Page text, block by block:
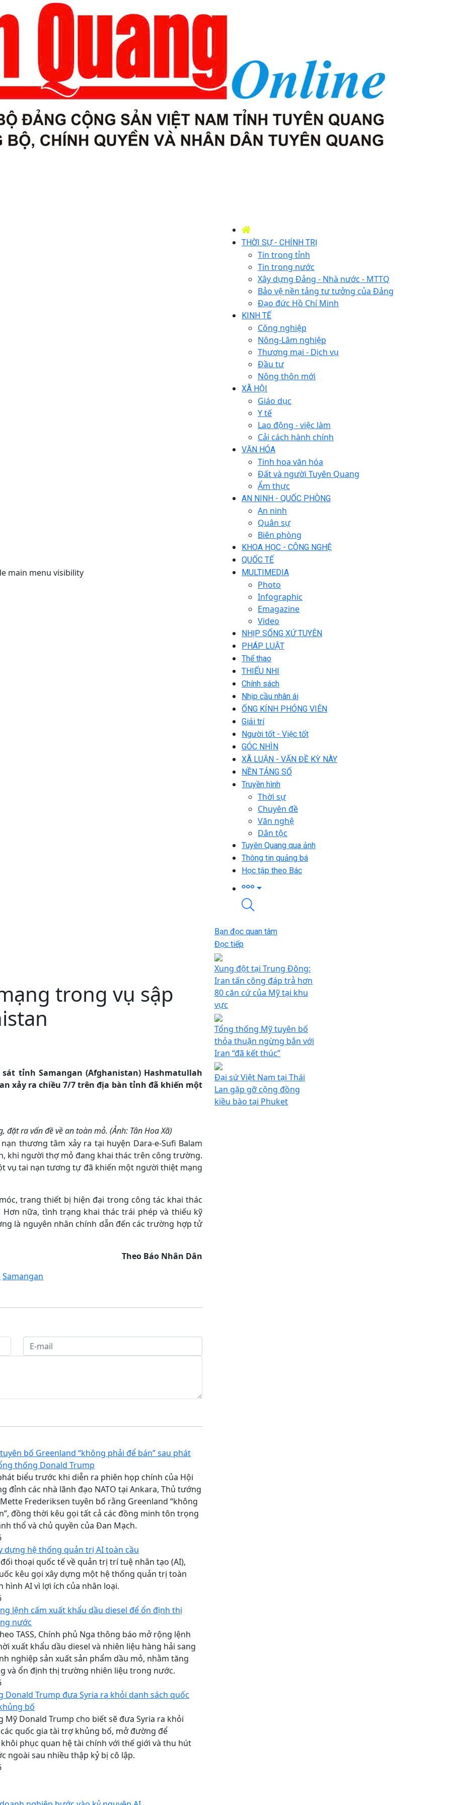
main menu visibility
THỜI SỰ - CHÍNH TRỊ
Tin trong tỉnh
Tin trong nước
Xây dựng Đảng - Nhà nước - MTTQ
Bảo vệ nền tảng tư tưởng của Đảng
Đạo đức Hồ Chí Minh
KINH TẾ
Công nghiệp
Nông-Lâm nghiệp
Thương mại - Dịch vụ
Đầu tư
Nông thôn mới
XÃ HỘI
Giáo dục
Y tế
Lao động - việc làm
Cải cách hành chính
VĂN HÓA
Tinh hoa văn hóa
Đất và người Tuyên Quang
Ẩm thực
AN NINH - QUỐC PHÒNG
An ninh
Quân sự
Biên phòng
KHOA HỌC - CÔNG NGHỆ
QUỐC TẾ
MULTIMEDIA
Photo
Infographic
Emagazine
Video
NHỊP SỐNG XỨ TUYÊN
PHÁP LUẬT
Thể thao
THIẾU NHI
Chính sách
Nhịp cầu nhân ái
ỐNG KÍNH PHÓNG VIÊN
Giải trí
Người tốt - Việc tốt
GÓC NHÌN
XÃ LUẬN - VẤN ĐỀ KỲ NÀY
NỀN TẢNG SỐ
Truyền hình
Thời sự
Chuyên đề
Văn nghệ
Dân tộc
Tuyên Quang qua ảnh
Thông tin quảng bá
Học tập theo Bác
trong vụ sập
tỉnh Samangan (Afghanistan) Hashmatullah
xảy ra chiều 7/7 trên địa bàn tỉnh đã khiến một
ra vấn đề về an toàn mỏ. (Ảnh: Tân Hoa Xã)
thương tâm xảy ra tại huyện Dara-e-Sufi Balam
khi người thợ mỏ đang khai thác trên công trường.
vụ tai nạn tương tự đã khiến một người thiệt mạng
trang thiết bị hiện đại trong công tác khai thác
nữa, tình trạng khai thác trái phép và thiếu kỹ
là nguyên nhân chính dẫn đến các trường hợp tử
Theo Báo Nhân Dân
Samangan
bố Greenland “không phải để bán” sau phát
thống Donald Trump
biểu trước khi diễn ra phiên họp chính của Hội
đỉnh các nhà lãnh đạo NATO tại Ankara, Thủ tướng
Frederiksen tuyên bố rằng Greenland “không
đồng thời kêu gọi tất cả các đồng minh tôn trọng
thổ và chủ quyền của Đan Mạch.
dựng hệ thống quản trị AI toàn cầu
thoại quốc tế về quản trị trí tuệ nhân tạo (AI),
kêu gọi xây dựng một hệ thống quản trị toàn
hình AI vì lợi ích của nhân loại.
lệnh cấm xuất khẩu dầu diesel để ổn định thị
nước
TASS, Chính phủ Nga thông báo mở rộng lệnh
xuất khẩu dầu diesel và nhiên liệu hàng hải sang
nghiệp sản xuất sản phẩm dầu mỏ, nhằm tăng
và ổn định thị trường nhiên liệu trong nước.
Donald Trump đưa Syria ra khỏi danh sách quốc
bố
Mỹ Donald Trump cho biết sẽ đưa Syria ra khỏi
quốc gia tài trợ khủng bố, mở đường để
phục quan hệ tài chính với thế giới và thu hút
ngoài sau nhiều thập kỷ bị cô lập.
Bạn đọc quan tâm
Đọc tiếp
Xung đột tại Trung Đông:
Iran tấn công đáp trả hơn
80 căn cứ của Mỹ tại khu
vực
Tổng thống Mỹ tuyên bố
thỏa thuận ngừng bắn với
Iran “đã kết thúc”
Đại sứ Việt Nam tại Thái
Lan gặp gỡ cộng đồng
kiều bào tại Phuket